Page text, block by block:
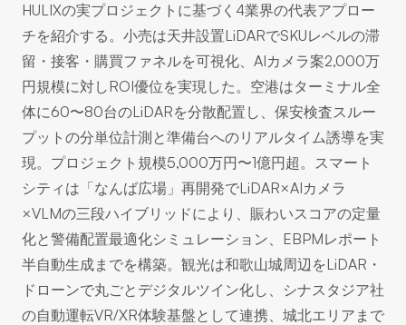
HULIXの実プロジェクトに基づく4業界の代表アプロー
チを紹介する。小売は天井設置LiDARでSKUレベルの滞
留・接客・購買ファネルを可視化、AIカメラ案2,000万
円規模に対しROI優位を実現した。空港はターミナル全
体に60〜80台のLiDARを分散配置し、保安検査スルー
プットの分単位計測と準備台へのリアルタイム誘導を実
現。プロジェクト規模5,000万円〜1億円超。スマート
シティは「なんば広場」再開発でLiDAR×AIカメラ
×VLMの三段ハイブリッドにより、賑わいスコアの定量
化と警備配置最適化シミュレーション、EBPMレポート
半自動生成までを構築。観光は和歌山城周辺をLiDAR・
ドローンで丸ごとデジタルツイン化し、シナスタジア社
の自動運転VR/XR体験基盤として連携、城北エリアまで